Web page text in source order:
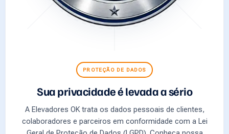
PROTEÇÃO DE DADOS
Sua privacidade é levada a sério
A Elevadores OK trata os dados pessoais de clientes,
colaboradores e parceiros em conformidade com a Lei